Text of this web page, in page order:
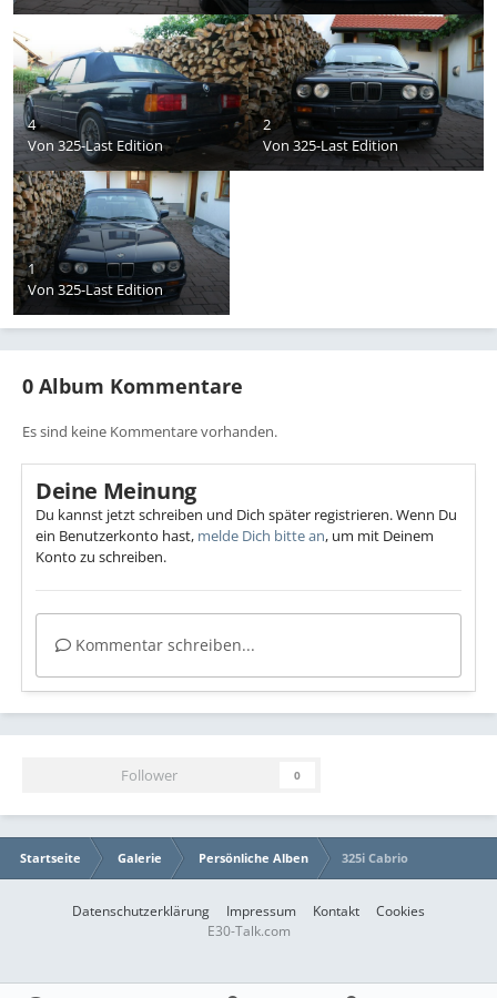
4
Von325-Last Edition
2
Von 325-Last Edition
1
Von 325-Last Edition
0 Album Kommentare
Es sind keine Kommentare vorhanden.
Deine Meinung
Du kannst jetzt schreiben und Dich später registrieren. Wenn Du
ein Benutzerkonto hast, melde Dich bitte an, um mit Deinem
Konto zu schreiben.
Kommentar schreiben...
Follower 0
Startseite Galerie Persönliche Alben 325i Cabrio
Datenschutzerklärung Impressum Kontakt
Cookies
E30-Talk.com